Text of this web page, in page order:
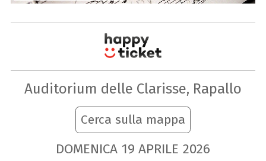
Auditorium delle Clarisse, Rapallo
Cerca sulla mappa
DOMENICA 19 APRILE 2026